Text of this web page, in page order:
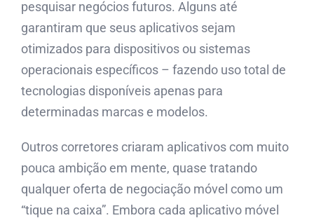
pesquisar negócios futuros. Alguns até
garantiram que seus aplicativos sejam
otimizados para dispositivos ou sistemas
operacionais específicos – fazendo uso total de
tecnologias disponíveis apenas para
determinadas marcas e modelos.
Outros corretores criaram aplicativos com muito
pouca ambição em mente, quase tratando
qualquer oferta de negociação móvel como um
“tique na caixa”. Embora cada aplicativo móvel